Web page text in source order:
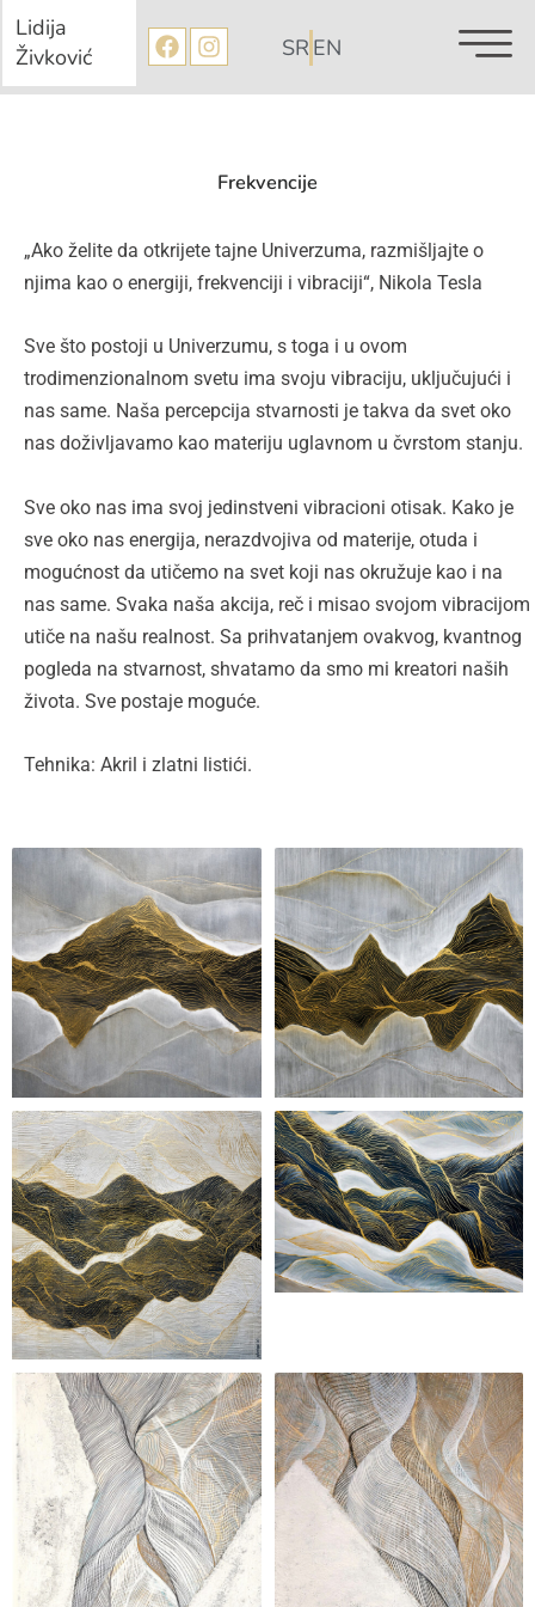
Pređi
na
sadržaj
Lidija
Živković
FacebookInstagram
SR EN
Frekvencije
„Ako želite da otkrijete tajne Univerzuma, razmišljajte o
njima kao o energiji, frekvenciji i vibraciji“, Nikola Tesla
Sve što postoji u Univerzumu, s toga i u ovom
trodimenzionalnom svetu ima svoju vibraciju, uključujući i
nas same. Naša percepcija stvarnosti je takva da svet oko
nas doživljavamo kao materiju uglavnom u čvrstom stanju.
Sve oko nas ima svoj jedinstveni vibracioni otisak. Kako je
sve oko nas energija, nerazdvojiva od materije, otuda i
mogućnost da utičemo na svet koji nas okružuje kao i na
nas same. Svaka naša akcija, reč i misao svojom vibracijom
utiče na našu realnost. Sa prihvatanjem ovakvog, kvantnog
pogleda na stvarnost, shvatamo da smo mi kreatori naših
života. Sve postaje moguće.
Tehnika: Akril i zlatni listići.